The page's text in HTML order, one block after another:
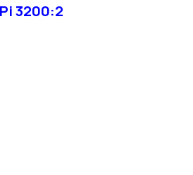
3200:2